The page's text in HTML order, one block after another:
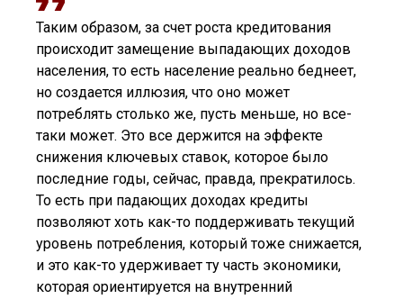
Таким образом, за счет роста кредитования
происходит замещение выпадающих доходов
населения, то есть население реально беднеет,
но создается иллюзия, что оно может
потреблять столько же, пусть меньше, но все-
таки может. Это все держится на эффекте
снижения ключевых ставок, которое было
последние годы, сейчас, правда, прекратилось.
То есть при падающих доходах кредиты
позволяют хоть как-то поддерживать текущий
уровень потребления, который тоже снижается,
и это как-то удерживает ту часть экономики,
которая ориентируется на внутренний